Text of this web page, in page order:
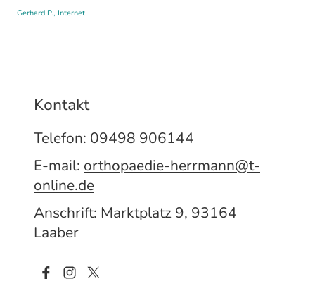
Gerhard P., Internet
Kontakt
Telefon: 09498 906144
E-mail: orthopaedie-herrmann@t-
online.de
Anschrift: Marktplatz 9, 93164
Laaber